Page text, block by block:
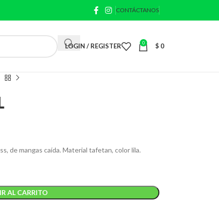
CONTÁCTANOS
LOGIN / REGISTER 0 $ 0
de mangas caída. Material tafetan, color lila.
AL CARRITO